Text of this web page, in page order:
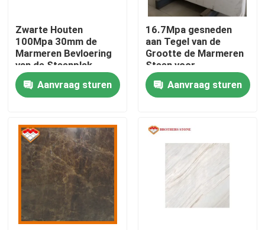
Over ons
Contacten
Producten
Zwarte Houten
100Mpa 30mm de
Marmeren Bevloering
van de Steenplak
Aanvraag sturen
16.7Mpa gesneden
aan Tegel van de
Grootte de Marmeren
Steen voor
Muurtreden
Aanvraag sturen